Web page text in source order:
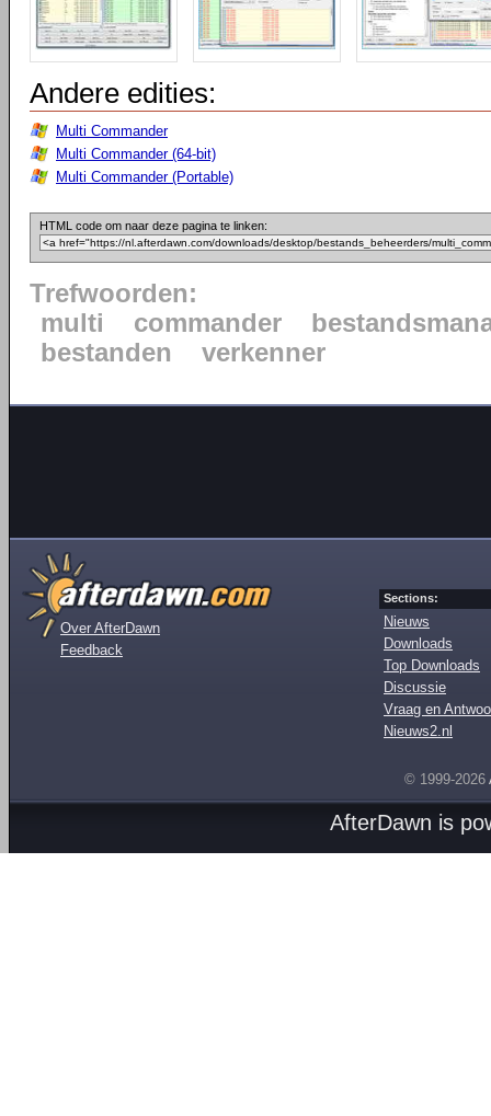
Andere edities:
Multi Commander
Multi Commander (64-bit)
Multi Commander (Portable)
HTML code om naar deze pagina te linken:
Trefwoorden:
multi
commander
bestanden
verkenner
Over AfterDawn
Feedback
Sections:
Nieuws
Downloads
Top Downloads
Discussie
Vraag en
Nieuws2.nl
© 1999-2026
AfterDawn is